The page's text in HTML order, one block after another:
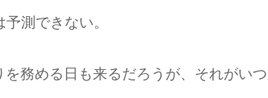
測できない。
務める日も来るだろうが、それがいつ